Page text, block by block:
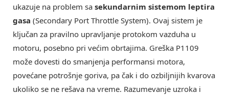
ukazuje na problem sa sekundarnim sistemom leptira
gasa (Secondary Port Throttle System). Ovaj sistem je
ključan za pravilno upravljanje protokom vazduha u
motoru, posebno pri većim obrtajima. Greška P1109
može dovesti do smanjenja performansi motora,
povećane potrošnje goriva, pa čak i do ozbiljnijih kvarova
ukoliko se ne rešava na vreme. Razumevanje uzroka i